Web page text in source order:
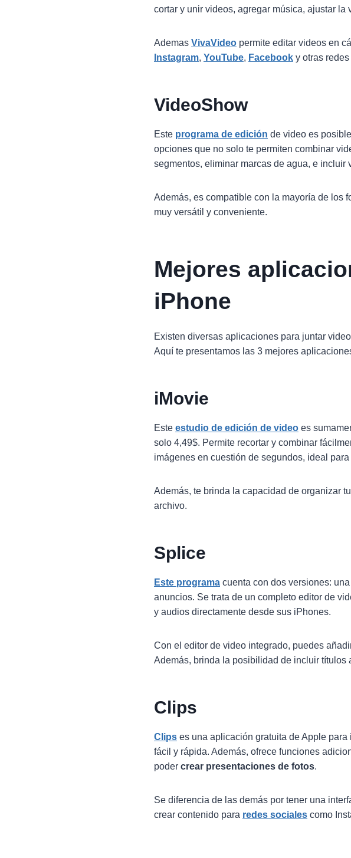
cortar y unir videos, agregar música, ajustar
Ademas VivaVideo permite editar videos en
Instagram, YouTube, Facebook y otras
VideoShow
Este programa de edición de video es
opciones que no solo te permiten combinar
segmentos, eliminar marcas de agua, e incluir
Además, es compatible con la mayoría de los
muy versátil y conveniente.
Mejores
iPhone
Existen diversas aplicaciones para juntar
Aquí te presentamos las 3 mejores
iMovie
Este estudio de edición de video es
solo 4,49$. Permite recortar y combinar
imágenes en cuestión de segundos, ideal
Además, te brinda la capacidad de organizar
archivo.
Splice
Este programa cuenta con dos versiones:
anuncios. Se trata de un completo editor de
y audios directamente desde sus iPhones.
Con el editor de video integrado, puedes
Además, brinda la posibilidad de incluir títulos
Clips
Clips es una aplicación gratuita de Apple
fácil y rápida. Además, ofrece funciones
poder crear presentaciones de fotos.
Se diferencia de las demás por tener una
crear contenido para redes sociales como